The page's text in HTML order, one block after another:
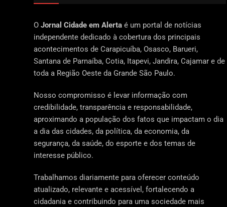
O Jornal Cidade em Alerta é um portal de notícias
independente dedicado à cobertura dos principais
acontecimentos de Carapicuíba, Osasco, Barueri,
Santana de Parnaíba, Cotia, Itapevi, Jandira, Cajamar e de
toda a Região Oeste da Grande São Paulo.
Nosso compromisso é levar informação com
credibilidade, transparência e responsabilidade,
aproximando a população dos fatos que impactam o dia
a dia das cidades, da política, da economia, da
segurança, da saúde, do esporte e dos temas de
interesse público.
Trabalhamos diariamente para oferecer conteúdo
atualizado, relevante e acessível, fortalecendo a
cidadania e contribuindo para uma sociedade mais